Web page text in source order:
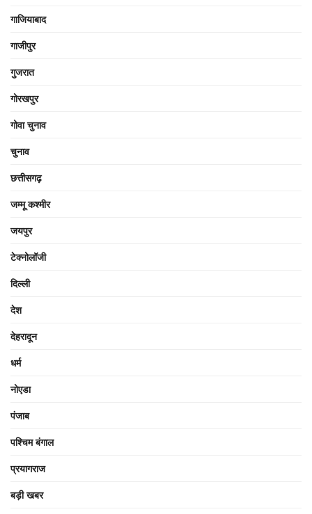
गाजियाबाद
गाजीपुर
गुजरात
गोरखपुर
गोवा चुनाव
चुनाव
छत्तीसगढ़
जम्मू कश्मीर
जयपुर
टेक्नोलॉजी
दिल्ली
देश
देहरादून
धर्म
नोएडा
पंजाब
पश्चिम बंगाल
प्रयागराज
बड़ी खबर